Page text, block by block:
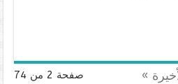
صفحة 2 من 74 »